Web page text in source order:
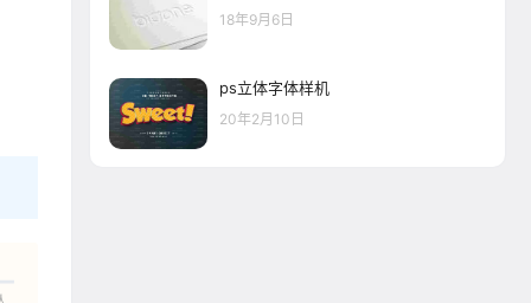
18年9月6日
ps立体字体样机
20年2月10日